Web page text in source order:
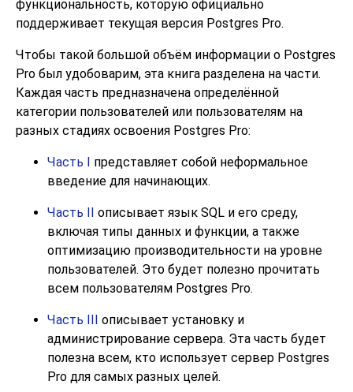
функциональность, которую официально
поддерживает текущая версия Postgres Pro.
Чтобы такой большой объём информации о Postgres
Pro был удобоварим, эта книга разделена на части.
Каждая часть предназначена определённой
категории пользователей или пользователям на
разных стадиях освоения Postgres Pro:
Часть I представляет собой неформальное
введение для начинающих.
Часть II описывает язык SQL и его среду,
включая типы данных и функции, а также
оптимизацию производительности на уровне
пользователей. Это будет полезно прочитать
всем пользователям Postgres Pro.
Часть III описывает установку и
администрирование сервера. Эта часть будет
полезна всем, кто использует сервер Postgres
Pro для самых разных целей.